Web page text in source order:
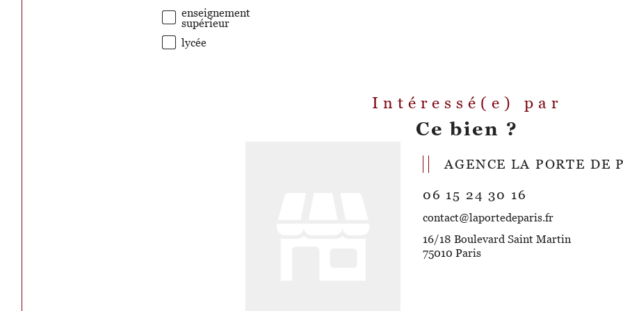
enseignement
supérieur
lycée
Intéressé(e) par
Ce bien ?
AGENCE LA PORTE DE
06 15 24 30 16
contact@laportedeparis.fr
16/18 Boulevard Saint Martin
75010 Paris